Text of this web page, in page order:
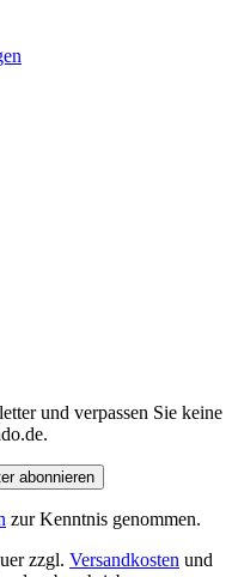
und verpassen Sie keine
abonnieren
zur Kenntnis genommen.
zzgl. Versandkosten und